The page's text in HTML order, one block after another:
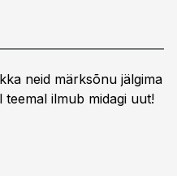
neid märksõnu jälgima
teemal ilmub midagi uut!